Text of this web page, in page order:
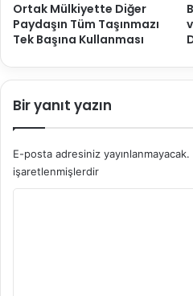
Ortak Mülkiyette Diğer
Paydaşın Tüm Taşınmazı
Tek Başına Kullanması
Bir yanıt yazın
E-posta adresiniz yayınlanmayacak.
işaretlenmişlerdir